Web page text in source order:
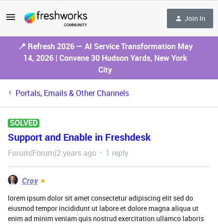
Join In
📍 Refresh 2026 — AI Service Transformation May
14, 2026 | Convene 30 Hudson Yards, New York
City
Portals, Emails & Other Channels
SOLVED
Support and Enable in Freshdesk
Forum|Forum|2 years ago 1 reply
Croy
lorem ipsum dolor sit amet consectetur adipiscing elit sed do
eiusmod tempor incididunt ut labore et dolore magna aliqua ut
enim ad minim veniam quis nostrud exercitation ullamco laboris